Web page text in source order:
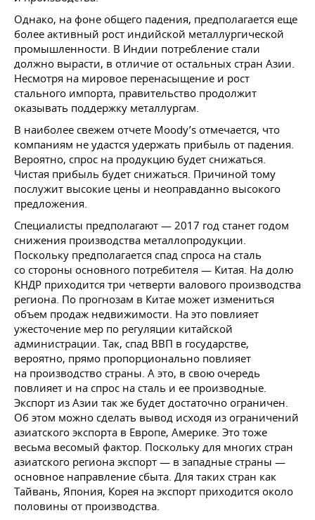
Однако, на фоне общего падения, предполагается еще
более активный рост индийской металлургической
промышленности. В Индии потребление стали
должно вырасти, в отличие от остальных стран Азии.
Несмотря на мировое перенасыщение и рост
стального импорта, правительство продолжит
оказывать поддержку металлургам.
В наиболее свежем отчете Moody’s отмечается, что
компаниям не удастся удержать прибыль от падения.
Вероятно, спрос на продукцию будет снижаться.
Чистая прибыль будет снижаться. Причиной тому
послужит высокие цены и неоправданно высокого
предложения.
Специалисты предполагают — 2017 год станет годом
снижения производства металлопродукции.
Поскольку предполагается спад спроса на сталь
со стороны основного потребителя — Китая. На долю
КНДР приходится три четверти валового производства
региона. По прогнозам в Китае может измениться
объем продаж недвижимости. На это повлияет
ужесточение мер по регуляции китайской
администрации. Так, спад ВВП в государстве,
вероятно, прямо пропорционально повлияет
на производство страны. А это, в свою очередь
повлияет и на спрос на сталь и ее производные.
Экспорт из Азии так же будет достаточно ограничен.
Об этом можно сделать вывод исходя из ограничений
азиатского экспорта в Европе, Америке. Это тоже
весьма весомый фактор. Поскольку для многих стран
азиатского региона экспорт — в западные страны —
основное направление сбыта. Для таких стран как
Тайвань, Япония, Корея на экспорт приходится около
половины от производства.